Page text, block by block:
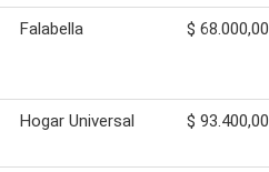
Falabella $ 68.000,00
Hogar Universal $ 93.400,00